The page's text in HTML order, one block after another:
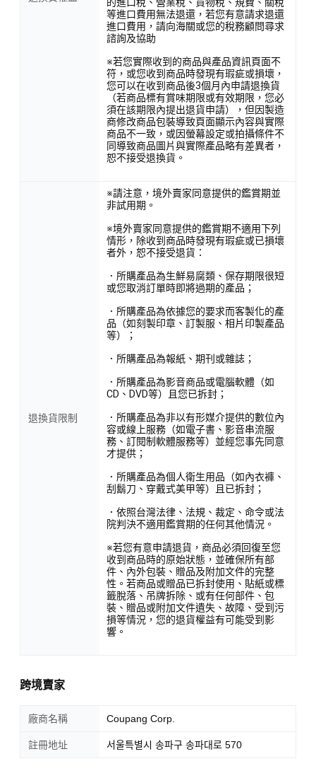
等進口費用無法退還，若您有意請求退還
進口費用，請向海關或您的稅務顧問尋求
諮詢及協助
※若您實際收到的商品與產品資訊頁面不
符，或您收到商品時發現有瑕疵或損壞，
您可以在收到商品後3個月內申請退換貨
（若商品標有賞味期限或有效期限，您必
須在該期限內提出退貨申請），但因製造
商修改商品包裝導致頁面顯示內容與實際
商品不一致，或因螢幕設定或拍攝條件不
同導致商品圖片與實際產品略有差異者，
恕不接受退換貨。
退換貨限制
※請注意，境外賣家同意提供的鑑賞期並
非試用期。
※境外賣家同意提供的鑑賞期不適用下列
情形，除收到商品時發現有瑕疵或已損壞
者外，恕不接受退貨：
．所購產品為生鮮易腐類、保存期限很短
或您取消訂單時即將過期的產品；
．所購產品為依據您的要求而客製化的產
品（如刻製印章、訂製服、相片印製產品
等）；
．所購產品為報紙、期刊或雜誌；
．所購產品為影音商品或電腦軟體（如
CD、DVD等）且您已拆封；
．所購產品為非以有形媒介提供的數位內
容或線上服務（如電子書、影音串流服
務、訂閱制軟體服務等）並經您事先同意
才提供；
．所購產品為個人衛生用品（如內衣褲、
刮鬍刀、穿戴式美甲等）且已拆封；
．依照台灣法律、法規、裁定、命令或法
院判決不適用鑑賞期的任何其他情況。
※若您有意申請退貨，商品必須回復至您
收到商品時的原始狀態，並確保所有部
件、內外包裝、贈品及附加文件的完整
性。若商品或贈品已拆封使用、貼紙或標
籤脫落、吊牌拆除、或有任何部件、包
裝、贈品或附加文件遺失、故障、受到污
損等情況，您的退貨權益有可能受到影
響。
跨境賣家
廠商名稱 Coupang Corp.
註冊地址 서울특별시 송파구 송파대로 570